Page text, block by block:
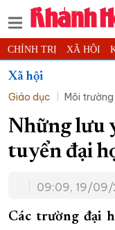
CHÍNH TRỊ XÃ HỘI
THỂ THAO
KHOA HỌC - CÔNG
THẾ GIỚI
PODCAST THÔNG TIN
TRƯỜNG SA BIỂN ĐẢO
CHUNG TAY CẢI CÁCH
Xã hội
Giáo dục
Môi
Những lưu
tuyển đại
09:09, 19/09/
Các trường đại